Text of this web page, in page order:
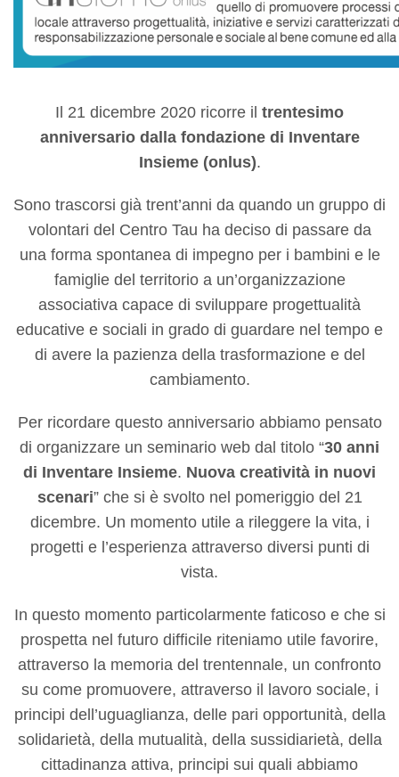
Il 21 dicembre 2020 ricorre il trentesimo
anniversario dalla fondazione di Inventare
Insieme (onlus).
Sono trascorsi già trent’anni da quando un gruppo di
volontari del Centro Tau ha deciso di passare da
una forma spontanea di impegno per i bambini e le
famiglie del territorio a un’organizzazione
associativa capace di sviluppare progettualità
educative e sociali in grado di guardare nel tempo e
di avere la pazienza della trasformazione e del
cambiamento.
Per ricordare questo anniversario abbiamo pensato
di organizzare un seminario web dal titolo “30 anni
di Inventare Insieme. Nuova creatività in nuovi
scenari” che si è svolto nel pomeriggio del 21
dicembre. Un momento utile a rileggere la vita, i
progetti e l’esperienza attraverso diversi punti di
vista.
In questo momento particolarmente faticoso e che si
prospetta nel futuro difficile riteniamo utile favorire,
attraverso la memoria del trentennale, un confronto
su come promuovere, attraverso il lavoro sociale, i
principi dell’uguaglianza, delle pari opportunità, della
solidarietà, della mutualità, della sussidiarietà, della
cittadinanza attiva, principi sui quali abbiamo